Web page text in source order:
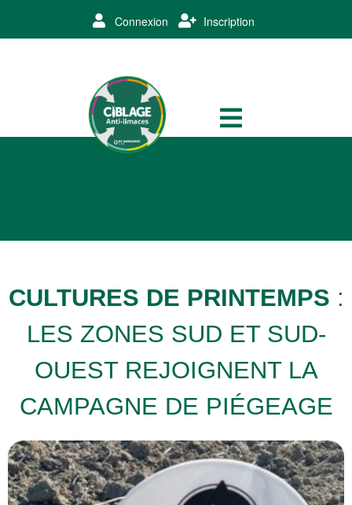
Connexion Inscription
CULTURES DE PRINTEMPS :
LES ZONES SUD ET SUD-
OUEST REJOIGNENT LA
CAMPAGNE DE PIÉGEAGE